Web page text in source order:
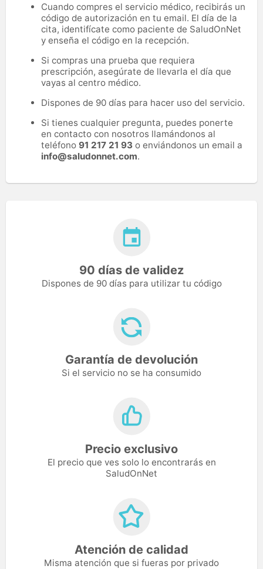
Cuando compres el servicio médico, recibirás un
código de autorización en tu email. El día de la
cita, identifícate como paciente de SaludOnNet
y enseña el código en la recepción.
Si compras una prueba que requiera
prescripción, asegúrate de llevarla el día que
vayas al centro médico.
Dispones de 90 días para hacer uso del servicio.
Si tienes cualquier pregunta, puedes ponerte
en contacto con nosotros llamándonos al
teléfono 91 217 21 93 o enviándonos un email a
info@saludonnet.com.
90 días de validez
Dispones de 90 días para utilizar tu código
Garantía de devolución
Si el servicio no se ha consumido
Precio exclusivo
El precio que ves solo lo encontrarás en
SaludOnNet
Atención de calidad
Misma atención que si fueras por privado